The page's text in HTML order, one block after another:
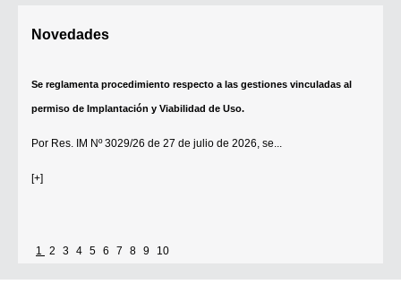
Novedades
Se reglamenta procedimiento respecto a las gestiones vinculadas al
permiso de Implantación y Viabilidad de Uso.
Por Res. IM Nº 3029/26 de 27 de julio de 2026, se...
[+]
1 2 3 4 5 6 7 8 9 10